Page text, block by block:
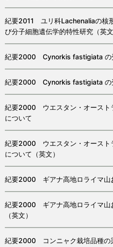
紀要2011 ユリ科Lachenaliaの核
び分子細胞遺伝学的特性研究（英文
紀要2000 Cynorkis fastigiata の
紀要2000 Cynorkis fastigiata の
紀要2000 ウエスタン・オースト
について
紀要2000 ウエスタン・オースト
について（英文）
紀要2000 ギアナ高地ロライマ山
紀要2000 ギアナ高地ロライマ山
（英文）
紀要2000 コンニャク栽培品種の